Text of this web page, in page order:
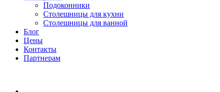
Подоконники
Столешницы для кухни
Столешницы для ванной
Блог
Цены
Контакты
Партнерам